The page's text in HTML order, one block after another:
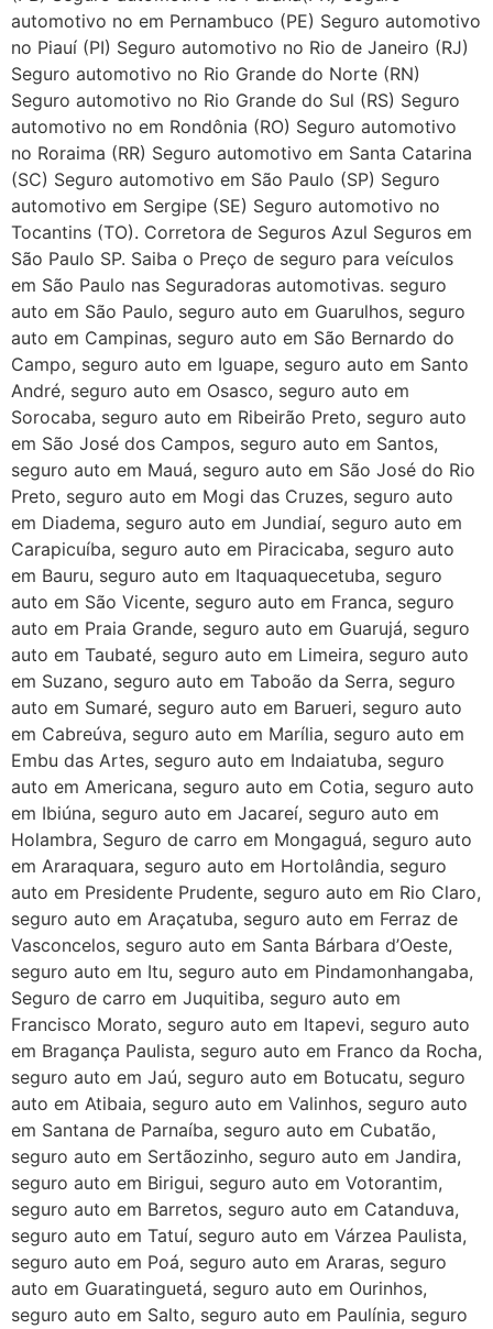
automotivo no em Pernambuco (PE) Seguro automotivo
no Piauí (PI) Seguro automotivo no Rio de Janeiro (RJ)
Seguro automotivo no Rio Grande do Norte (RN)
Seguro automotivo no Rio Grande do Sul (RS) Seguro
automotivo no em Rondônia (RO) Seguro automotivo
no Roraima (RR) Seguro automotivo em Santa Catarina
(SC) Seguro automotivo em São Paulo (SP) Seguro
automotivo em Sergipe (SE) Seguro automotivo no
Tocantins (TO). Corretora de Seguros Azul Seguros em
São Paulo SP. Saiba o Preço de seguro para veículos
em São Paulo nas Seguradoras automotivas. seguro
auto em São Paulo, seguro auto em Guarulhos, seguro
auto em Campinas, seguro auto em São Bernardo do
Campo, seguro auto em Iguape, seguro auto em Santo
André, seguro auto em Osasco, seguro auto em
Sorocaba, seguro auto em Ribeirão Preto, seguro auto
em São José dos Campos, seguro auto em Santos,
seguro auto em Mauá, seguro auto em São José do Rio
Preto, seguro auto em Mogi das Cruzes, seguro auto
em Diadema, seguro auto em Jundiaí, seguro auto em
Carapicuíba, seguro auto em Piracicaba, seguro auto
em Bauru, seguro auto em Itaquaquecetuba, seguro
auto em São Vicente, seguro auto em Franca, seguro
auto em Praia Grande, seguro auto em Guarujá, seguro
auto em Taubaté, seguro auto em Limeira, seguro auto
em Suzano, seguro auto em Taboão da Serra, seguro
auto em Sumaré, seguro auto em Barueri, seguro auto
em Cabreúva, seguro auto em Marília, seguro auto em
Embu das Artes, seguro auto em Indaiatuba, seguro
auto em Americana, seguro auto em Cotia, seguro auto
em Ibiúna, seguro auto em Jacareí, seguro auto em
Holambra, Seguro de carro em Mongaguá, seguro auto
em Araraquara, seguro auto em Hortolândia, seguro
auto em Presidente Prudente, seguro auto em Rio Claro,
seguro auto em Araçatuba, seguro auto em Ferraz de
Vasconcelos, seguro auto em Santa Bárbara d’Oeste,
seguro auto em Itu, seguro auto em Pindamonhangaba,
Seguro de carro em Juquitiba, seguro auto em
Francisco Morato, seguro auto em Itapevi, seguro auto
em Bragança Paulista, seguro auto em Franco da Rocha,
seguro auto em Jaú, seguro auto em Botucatu, seguro
auto em Atibaia, seguro auto em Valinhos, seguro auto
em Santana de Parnaíba, seguro auto em Cubatão,
seguro auto em Sertãozinho, seguro auto em Jandira,
seguro auto em Birigui, seguro auto em Votorantim,
seguro auto em Barretos, seguro auto em Catanduva,
seguro auto em Tatuí, seguro auto em Várzea Paulista,
seguro auto em Poá, seguro auto em Araras, seguro
auto em Guaratinguetá, seguro auto em Ourinhos,
seguro auto em Salto, seguro auto em Paulínia, seguro